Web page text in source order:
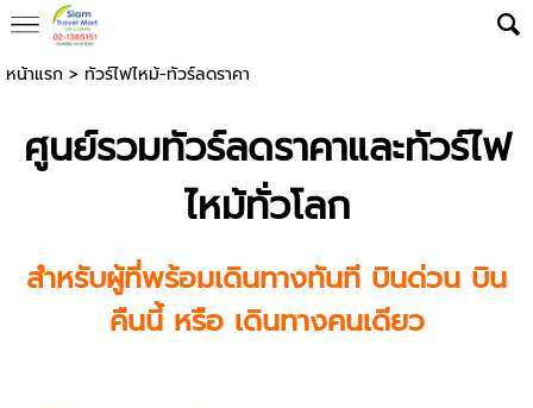
หน้าแรก > ทัวร์ไฟไหม้-ทัวร์ลดราคา
ศูนย์รวมทัวร์ลดราคาและทัวร์ไฟ
ไหม้ทั่วโลก
สำหรับผู้ที่พร้อมเดินทางทันที บินด่วน บิน
คืนนี้ หรือ เดินทางคนเดียว